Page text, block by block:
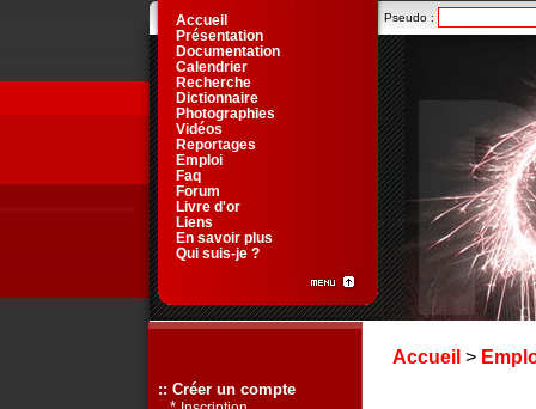
Accueil >
Pseudo :
Accueil
Présentation
Documentation
Calendrier
Recherche
Dictionnaire
Photographies
Vidéos
Reportages
Emploi
Faq
Forum
Livre d'or
Liens
En savoir plus
Qui suis-je ?
:: Créer un compte